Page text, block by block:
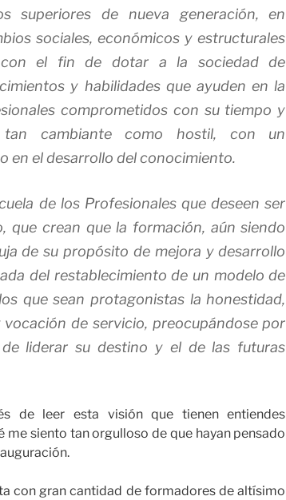
superiores de nueva generación, en
sociales, económicos y estructurales
con el fin de dotar a la sociedad de
y habilidades que ayuden en la
comprometidos con su tiempo y
cambiante como hostil, con un
en el desarrollo del conocimiento.
de los Profesionales que deseen ser
que crean que la formación, aún siendo
de su propósito de mejora y desarrollo
del restablecimiento de un modelo de
que sean protagonistas la honestidad,
de servicio, preocupándose por
liderar su destino y el de las futuras
de leer esta visión que tienen entiendes
me siento tan orgulloso de que hayan pensado
con gran cantidad de formadores de altísimo